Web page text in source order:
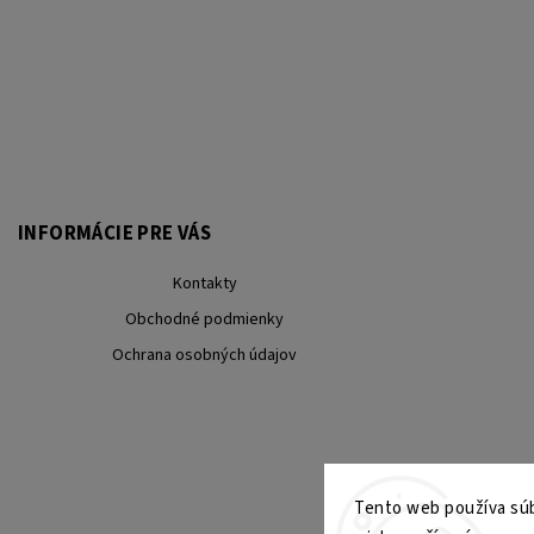
Tento web používa
INFORMÁCIE PRE VÁS
Kontakty
Obchodné podmienky
Ochrana osobných údajov